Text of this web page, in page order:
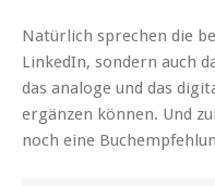
Natürlich sprechen die
LinkedIn, sondern auch
das analoge und das
ergänzen können. Und
noch eine